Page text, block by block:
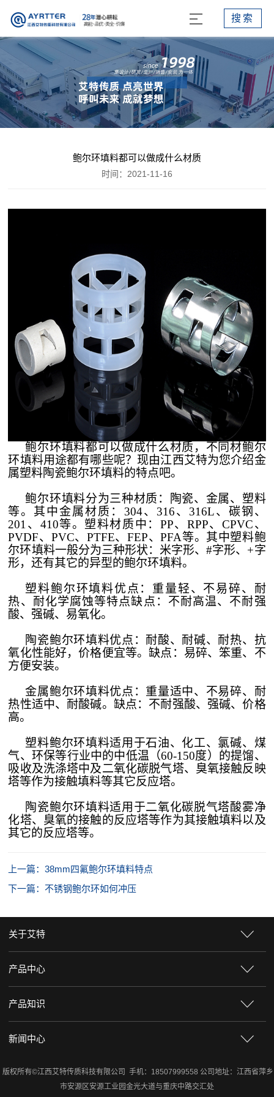
搜索
鲍尔环填料都可以做成什么材质
时间：2021-11-16
鲍尔环填料都可以做成什么材质，不同材鲍尔
环填料用途都有哪些呢？现由江西艾特为您介绍金
属塑料陶瓷鲍尔环填料的特点吧。
鲍尔环填料分为三种材质：陶瓷、金属、塑料
等。其中金属材质： 304、316、316L、碳钢、
201、410等。塑料材质中：PP、RPP、CPVC、
PVDF、PVC、PTFE、FEP、PFA等。其中塑料鲍
尔环填料一般分为三种形状：米字形、#字形、+字
形，还有其它的异型的鲍尔环填料。
塑料鲍尔环填料优点：重量轻、不易碎、耐
热、耐化学腐蚀等特点缺点：不耐高温、不耐强
酸、强碱、易氧化。
陶瓷鲍尔环填料优点：耐酸、耐碱、耐热、抗
氧化性能好，价格便宜等。缺点：易碎、笨重、不
方便安装。
金属鲍尔环填料优点：重量适中、不易碎、耐
热性适中、耐酸碱。缺点：不耐强酸、强碱、价格
高。
塑料鲍尔环填料适用于石油、化工、氯碱、煤
气、环保等行业中的中低温（60-150度）的提馏、
吸收及洗涤塔中及二氧化碳脱气塔、臭氧接触反映
塔等作为接触填料等其它反应塔。
陶瓷鲍尔环填料适用于二氧化碳脱气塔酸雾净
化塔、臭氧的接触的反应塔等作为其接触填料以及
其它的反应塔等。
上一篇：38mm四氟鲍尔环填料特点
下一篇：不锈钢鲍尔环如何冲压
关于艾特
产品中心
产品知识
新闻中心
版权所有©江西艾特传质科技有限公司 手机：18507999558 公司地址：江西省萍乡
市安源区安源工业园金光大道与重庆中路交汇处